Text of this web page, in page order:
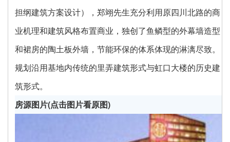
担纲建筑方案设计），郑翊先生充分利用原四川北路的商
业机理和建筑风格布置商业，独创了鱼鳞型的外幕墙造型
和裙房的陶土板外墙，节能环保的体系体现的淋漓尽致。
规划沿用基地内传统的里弄建筑形式与虹口大楼的历史建
筑形式。
房源图片(点击图片看原图)